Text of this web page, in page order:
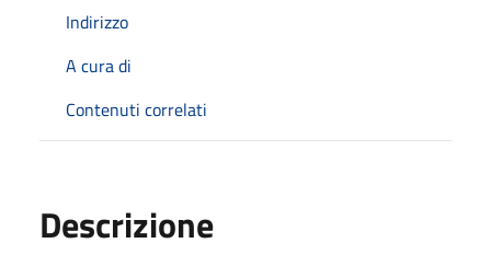
Indirizzo
A cura di
Contenuti correlati
Descrizione